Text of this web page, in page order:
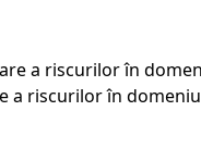
a riscurilor în